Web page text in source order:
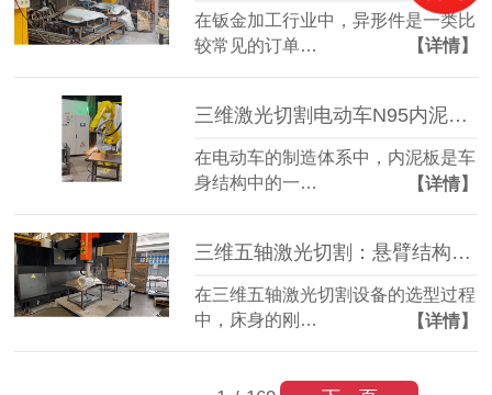
在钣金加工行业中，异形件是一类比
较常见的订单…
【详情】
三维激光切割电动车N95内泥板：复杂曲面准确成型
在电动车的制造体系中，内泥板是车
身结构中的一…
【详情】
三维五轴激光切割：悬臂结构全铸件床身，搭配柏楚系统更实用
在三维五轴激光切割设备的选型过程
中，床身的刚…
【详情】